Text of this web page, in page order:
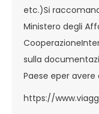
etc.)Si
Ministero degli
sulla
Paese eper
https://